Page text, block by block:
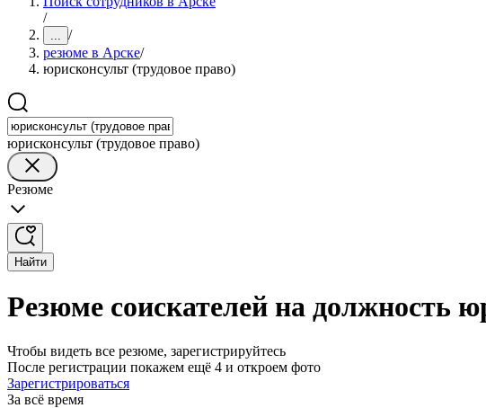
/
... /
резюме в Арске/
юрисконсульт (трудовое право)
юрисконсульт (трудовое право)
Резюме
Найти
Резюме соискателей на должность
Чтобы видеть все резюме, зарегистрируйтесь
После регистрации покажем ещё 4 и откроем фото
Зарегистрироваться
За всё время